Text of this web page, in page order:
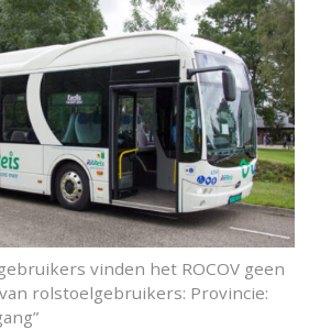
vinden het ROCOV geen
rolstoelgebruikers: Provincie: